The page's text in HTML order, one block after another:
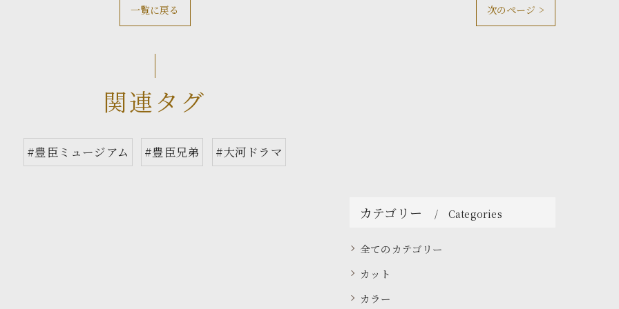
一覧に戻る 次のページ >
関連タグ
#豊臣ミュージアム #豊臣兄弟 #大河ドラマ
カテゴリー Categories
全てのカテゴリー
カット
カラー